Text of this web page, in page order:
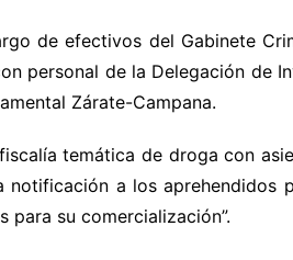
de efectivos del Gabinete
personal de la Delegación de
Zárate-Campana.
temática de droga con
notificación a los aprehendidos
para su comercialización”.